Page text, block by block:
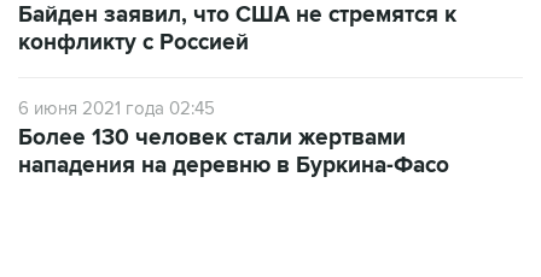
Байден заявил, что США не стремятся к
конфликту с Россией
6 июня 2021 года 02:45
Более 130 человек стали жертвами
нападения на деревню в Буркина-Фасо